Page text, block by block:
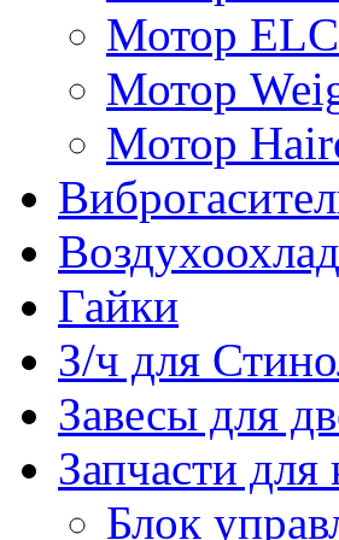
Мотор
Мотор
Мотор
Гайки
З/ч для
Завесы для
Запчасти
Блок